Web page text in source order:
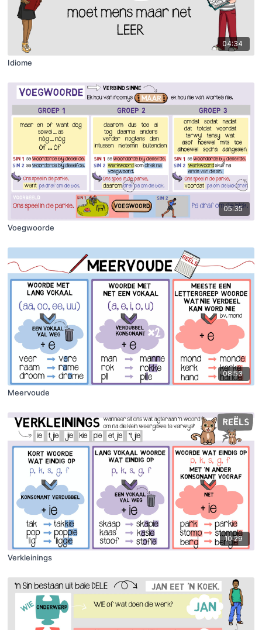
04:34
Idiome
05:35
Voegwoorde
08:53
Meervoude
10:29
Verkleinings